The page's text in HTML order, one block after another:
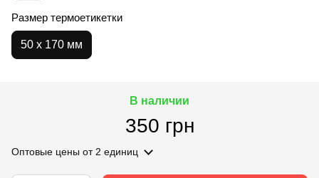
Размер термоетикетки
50 х 170 мм
В наличии
350 грн
Оптовые цены от 2 единиц